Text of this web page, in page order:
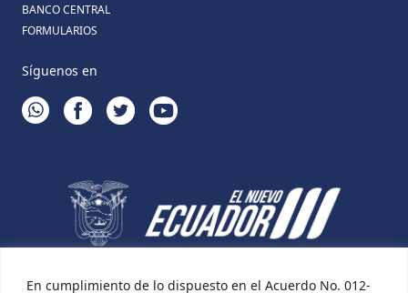
En cumplimiento de lo dispuesto en el Acuerdo No. 012-
BANCO CENTRAL
FORMULARIOS
Síguenos en
WHATSAPPFACEBOOKTWITTERYOUTUBE